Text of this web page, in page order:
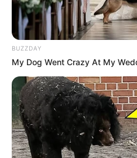
BUZZDAY
My Dog Went Crazy At My